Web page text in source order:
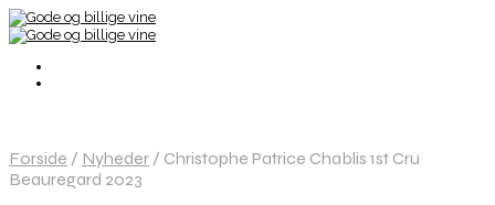
Forside / Nyheder / Christophe Patrice Chablis 1st Cru
Beauregard 2023